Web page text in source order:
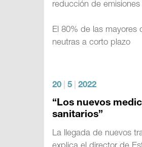
reducción de
El 80% de las mayores
neutras a corto plazo
20 5 2022
“Los nuevos
sanitarios”
La llegada de nuevos